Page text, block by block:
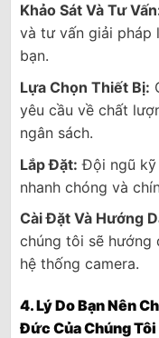
Khảo Sát Và Tư
và tư vấn giải pháp
bạn.
Lựa Chọn Thiết Bị:
yêu cầu về chất
ngân sách.
Lắp Đặt: Đội ngũ kỹ
nhanh chóng và
Cài Đặt Và Hướng
chúng tôi sẽ hướng
hệ thống camera.
4. Lý Do Bạn Nên
Đức Của Chúng Tôi